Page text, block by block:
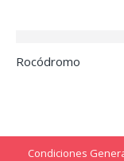
Rocódromo
Condiciones